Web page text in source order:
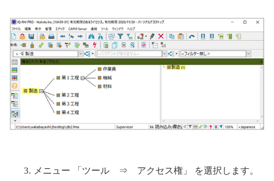
メニュー 「ツール ⇒ アクセス権」 を選択します。